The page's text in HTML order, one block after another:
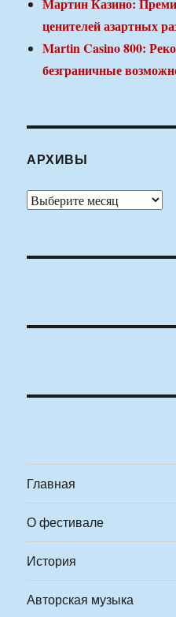
ценителей азартных
Martin Casino 800:
безграничные
АРХИВЫ
Архивы
Главная
О фестивале
История
Авторская музыка